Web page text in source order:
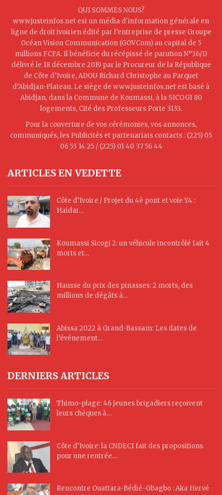
QUI SOMMES NOUS?
www.justeinfos.net est un média d'information générale en
ligne de droit ivoirien édité par l’entreprise de presse Groupe
Océan Vision Communication (GOVCom) au capital de 5
millions FCFA. Il bénéficie du récépissé de parution N°36/D
délivré le 18 décembre 2019 par le Procureur de la République
de Côte d’Ivoire, ADOU Richard Christophe au Parquet
d’Abidjan-Plateau. Le siège de www.justeinfos.net est basé à
Abidjan, dans la Commune de Koumassi, à la SICOGI 80
logements, Cité des Professeurs Porte 3133.
Pour la couverture de vos cérémonies, vos annonces,
communiqués, les Publicités et partenariats contacts : (225) 05
06 53 14 25 / (225) 01 40 37 56 44
ARTICLES EN VEDETTE
Côte d’Ivoire / Projet du 4è pont et voie Y4 :
Haidar…
Koumassi Sicogi 2: un véhicule incontrôlé fait 4
morts et…
Hausse du prix des pinasses: 2 morts, des
millions de dégâts à…
Abissa 2022 à Grand-Bassam: Les dates de
l’événement…
DERNIERS ARTICLES
Thimo-plage: 46 jeunes brigadiers reçoivent
leurs chèques à…
Côte d’Ivoire: la CNDECI fait des propositions
pour une rentrée…
Rencontre Ouattara-Bédié-Gbagbo : Aka Hervé